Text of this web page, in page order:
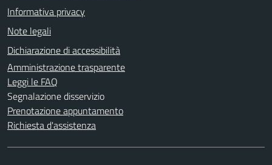
Informativa privacy
Note legali
Dichiarazione di accessibilità
Amministrazione trasparente
Leggi le FAQ
Segnalazione disservizio
Prenotazione appuntamento
Richiesta d'assistenza